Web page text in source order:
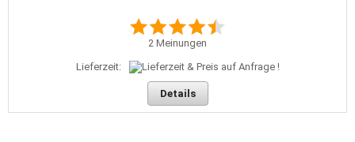
2 Meinungen
Lieferzeit:
Details